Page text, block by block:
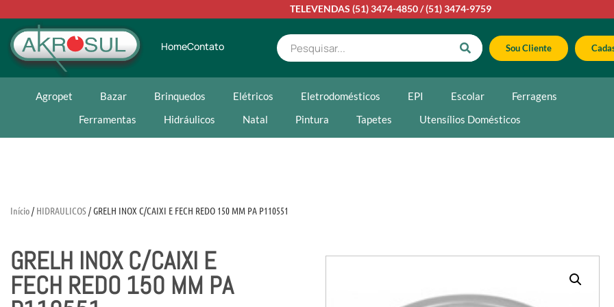
TELEVENDAS (51) 3474-4850/(51) 3474-9759
HomeContato Sou Cliente
Agropet Bazar Brinquedos Elétricos Eletrodomésticos EPI Escolar
Ferragens
Ferramentas
Hidráulicos Natal Pintura Tapetes Utensílios Domésticos
Início/ HIDRAULICOS/ GRELH INOX C/CAIXI E FECH REDO 150 MM PA P110551
GRELH INOX C/CAIXI E
FECH REDO 150 MM PA